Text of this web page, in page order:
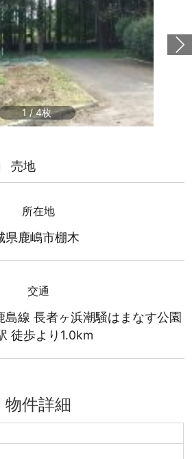
1/4
売地
所在地
県鹿嶋市棚木
交通
島線 長者ヶ浜潮騒はまなす公園
徒歩より1.0km
物件詳細